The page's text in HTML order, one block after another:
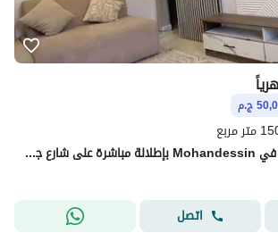
ج.م
مربع
شقة مفروشة للإيجار في Mohandessin بإطلالة مباشرة على شارع جامعة الدول العربية مع بلكونة وموقع مميز قريب من الخدمات والمطاعم في منطقة حيوية تناسب السكن اليومي
اتصل